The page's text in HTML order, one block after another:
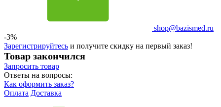
shop@bazismed.ru
-3%
Зарегистрируйтесь и получите скидку на первый заказ!
Товар закончился
Запросить товар
Ответы на вопросы:
Как оформить заказ?
Оплата Доставка